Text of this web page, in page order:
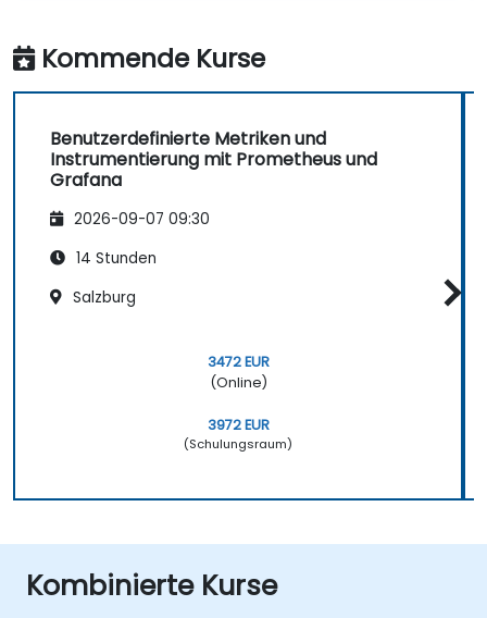
Kommende Kurse
Benutzerdefinierte Metriken und
Instrumentierung mit Prometheus und
Grafana
2026-09-07 09:30
14 Stunden
Salzburg
3472 EUR
(Online)
3972 EUR
(Schulungsraum)
Kombinierte Kurse